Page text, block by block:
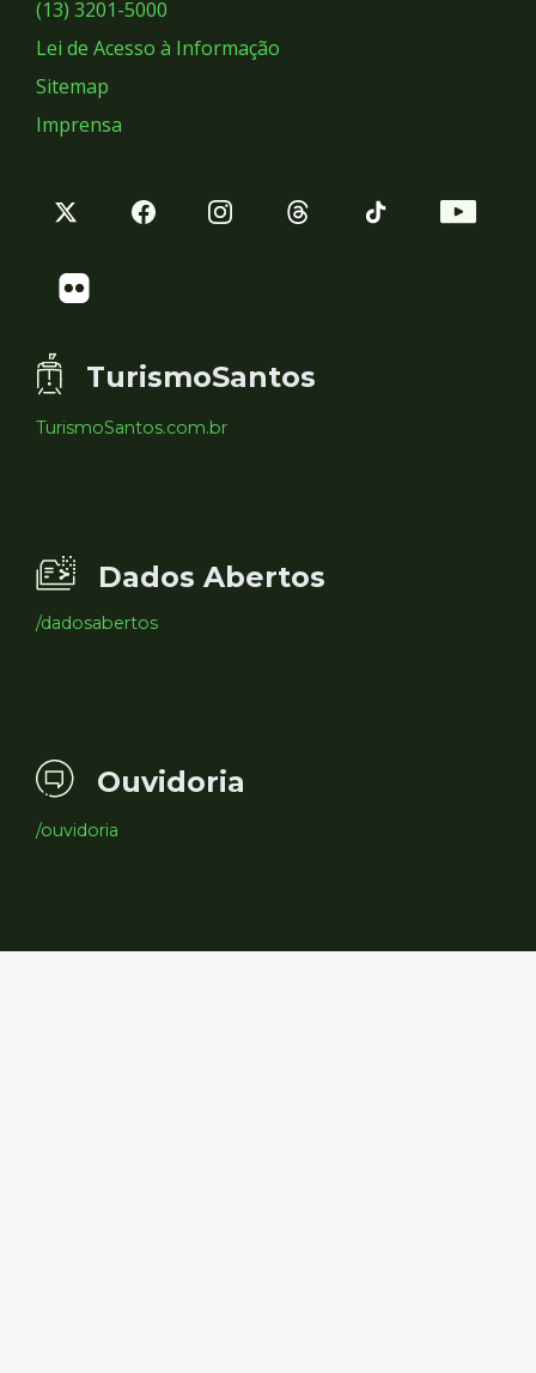
(13) 3201-5000
Lei de Acesso à Informação
Sitemap
Imprensa
TurismoSantos
TurismoSantos.com.br
Dados Abertos
/dadosabertos
Ouvidoria
/ouvidoria